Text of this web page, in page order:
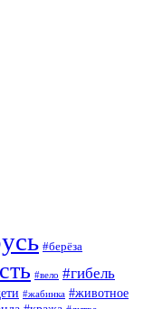
#берёза
#вело #гибель
#жабинка #животное